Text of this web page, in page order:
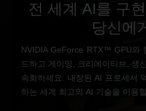
전 세계 AI를 구
당신에
NVIDIA GeForce RTX™ GPU와
드하고 게이밍, 크리에이티브, 생
속화하세요. 내장된 AI 프로세서
하는 세계 최고의 AI 기술을 이용